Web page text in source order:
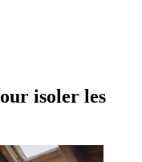
isoler les